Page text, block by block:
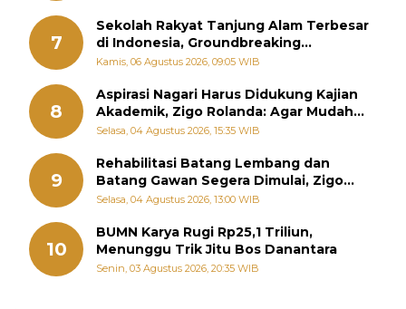
7
Sekolah Rakyat Tanjung Alam Terbesar
di Indonesia, Groundbreaking
September
Kamis, 06 Agustus 2026, 09:05 WIB
8
Aspirasi Nagari Harus Didukung Kajian
Akademik, Zigo Rolanda: Agar Mudah
Diperjuangkan di Kementerian
Selasa, 04 Agustus 2026, 15:35 WIB
9
Rehabilitasi Batang Lembang dan
Batang Gawan Segera Dimulai, Zigo
Rolanda Pastikan Proyek Berjalan
Selasa, 04 Agustus 2026, 13:00 WIB
10
BUMN Karya Rugi Rp25,1 Triliun,
Menunggu Trik Jitu Bos Danantara
Senin, 03 Agustus 2026, 20:35 WIB